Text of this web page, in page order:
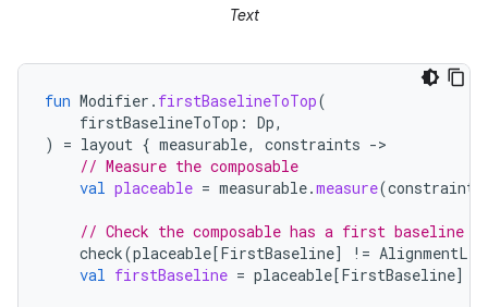
Text
fun Modifier . firstBaselineToTop(
firstBaselineToTop : Dp,
)
= layout { measurable, constraints -
// Measure the composable
val placeable = measurable.measure(constraints
// Check the composable has a first baseline
check(placeable[FirstBaseline] !=
val firstBaseline = placeable[FirstBaseline]